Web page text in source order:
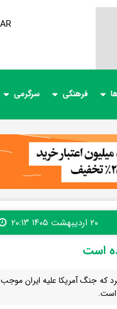
AR
فرهنگی سرگرمی
۲۰ اردیبهشت ۱۴۰۵ ۲۰:۱۳
است
که جنگ آمریکا علیه ایران موجب
است.